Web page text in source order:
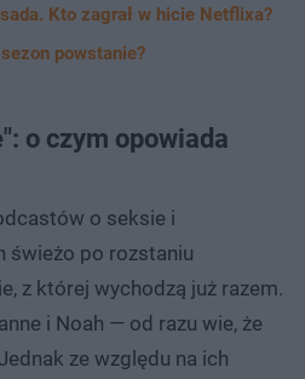
Kto zagrał w hicie Netflixa?
powstanie?
o czym opowiada
o seksie i
świeżo po rozstaniu
z której wychodzą już razem.
i Noah — od razu wie, że
ze względu na ich